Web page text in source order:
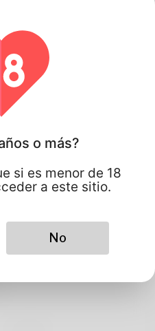
o más?
si es menor de 18
a este sitio.
No